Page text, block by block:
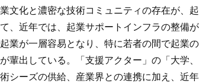
文化と濃密な技術コミュニティの存在が、起
、近年では、起業サポートインフラの整備が
業が一層容易となり、特に若者の間で起業の
輩出している。「支援アクター」の「大学、
シーズの供給、産業界との連携に加え、近年